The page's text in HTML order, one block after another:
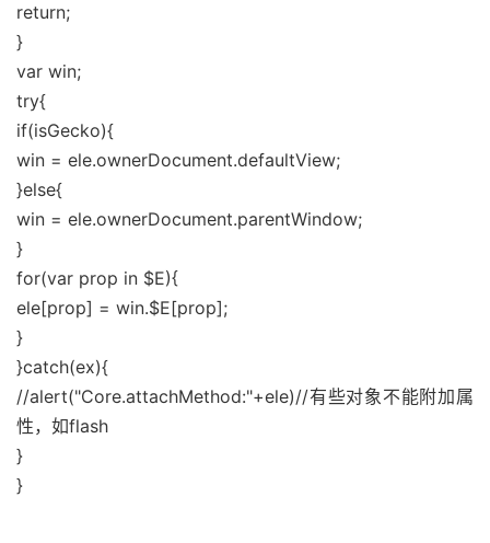
return;
}
var win;
try{
if(isGecko){
win = ele.ownerDocument.defaultView;
}else{
win = ele.ownerDocument.parentWindow;
}
for(var prop in $E){
ele[prop] = win.$E[prop];
}
}catch(ex){
//alert("Core.attachMethod:"+ele)//有些对象不能附加属
性，如flash
}
}